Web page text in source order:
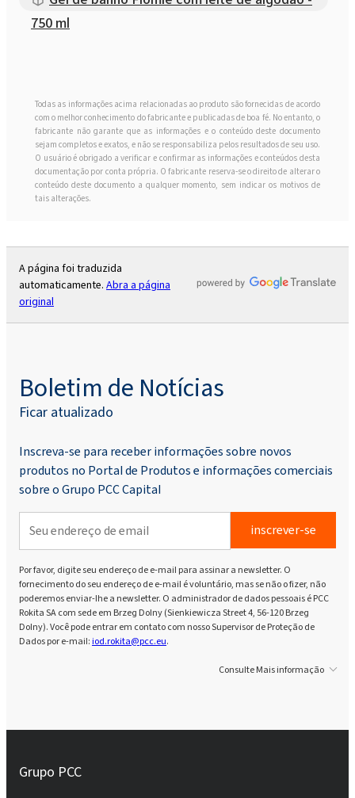
750 ml
Todas as informações acima relacionadas ao produto são fornecidas de acordo
com o melhor conhecimento do fabricante e publicadas de boa fé. No entanto, o
fabricante não garante que as informações e o conteúdo deste documento
sejam completos e exatos, e não se responsabiliza pelos resultados de seu uso.
O usuário é obrigado a verificar e confirmar as informações e conteúdos desta
documentação por conta própria. O fabricante reserva-se o direito de alterar o
conteúdo deste documento a qualquer momento, sem indicar os motivos de
tais alterações.
A página foi traduzida
automaticamente. Abra a página
original
Boletim de Notícias
Ficar atualizado
Inscreva-se para receber informações sobre novos
produtos no Portal de Produtos e informações comerciais
sobre o Grupo PCC Capital
inscrever-se
Por favor, digite seu endereço de e-mail para assinar a newsletter. O
fornecimento do seu endereço de e-mail é voluntário, mas se não o fizer, não
poderemos enviar-lhe a newsletter. O administrador de dados pessoais é PCC
Rokita SA com sede em Brzeg Dolny (Sienkiewicza Street 4, 56-120 Brzeg
Dolny). Você pode entrar em contato com nosso Supervisor de Proteção de
Dados por e-mail:iod.rokita@pcc.eu.
Consulte Mais informação
Grupo PCC